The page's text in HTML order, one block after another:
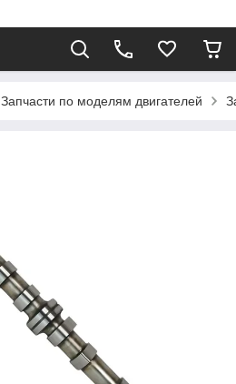
Запчасти по моделям двигателей